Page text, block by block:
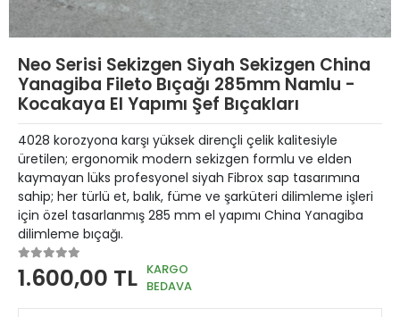
Neo Serisi Sekizgen Siyah Sekizgen China
Yanagiba Fileto Bıçağı 285mm Namlu -
Kocakaya El Yapımı Şef Bıçakları
4028 korozyona karşı yüksek dirençli çelik kalitesiyle
üretilen; ergonomik modern sekizgen formlu ve elden
kaymayan lüks profesyonel siyah Fibrox sap tasarımına
sahip; her türlü et, balık, füme ve şarküteri dilimleme işleri
için özel tasarlanmış 285 mm el yapımı China Yanagiba
dilimleme bıçağı.
1.600,00 TL KARGO
BEDAVA